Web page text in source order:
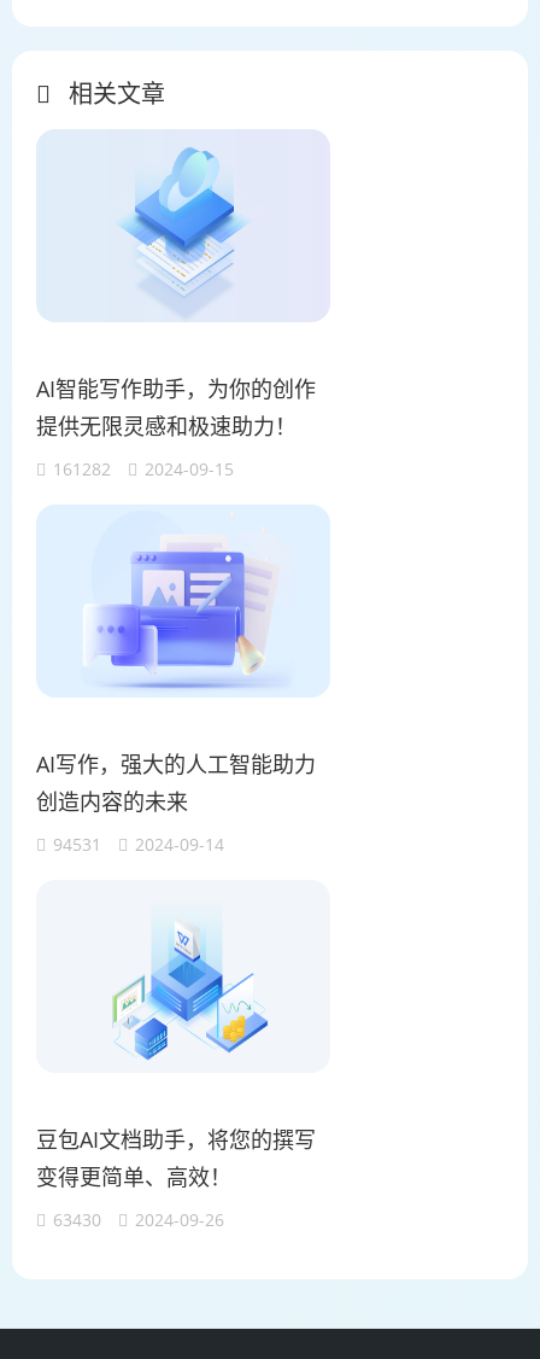
相关文章
AI智能写作助手，为你的创作
提供无限灵感和极速助力！
161282 2024-09-15
AI写作，强大的人工智能助力
创造内容的未来
94531 2024-09-14
豆包AI文档助手，将您的撰写
变得更简单、高效！
63430 2024-09-26